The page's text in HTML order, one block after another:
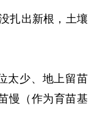
扎出新根，土壤
太少、地上留苗
慢（作为育苗基